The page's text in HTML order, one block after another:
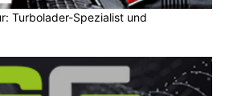
Turbolader-Spezialist und